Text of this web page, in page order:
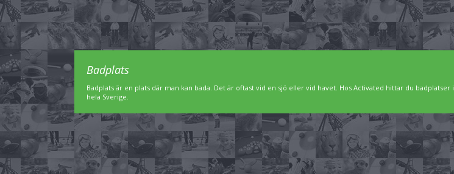
Badplats
Badplats är en plats där man kan bada. Det är oftast vid en sjö eller vid havet. Hos Activated hittar du badplatser i
hela Sverige.